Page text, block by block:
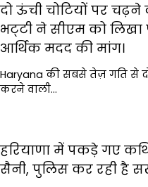
दो ऊंची चोटियों पर चढ़ने
भट्‌टी ने सीएम को लिखा
आर्थिक मदद की मांग।
Haryana की सबसे तेज़ गति से
करने वाली…
हरियाणा में पकड़े गए
सैनी, पुलिस कर रही है